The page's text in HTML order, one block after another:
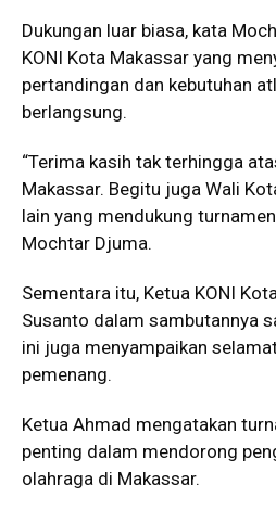
Dukungan luar biasa, kata
KONI Kota Makassar yang
pertandingan dan kebutuhan
berlangsung.
“Terima kasih tak terhingga
Makassar. Begitu juga Wali
lain yang mendukung
Mochtar Djuma.
Sementara itu, Ketua KONI
Susanto dalam sambutannya
ini juga menyampaikan
pemenang.
Ketua Ahmad mengatakan
penting dalam mendorong
olahraga di Makassar.